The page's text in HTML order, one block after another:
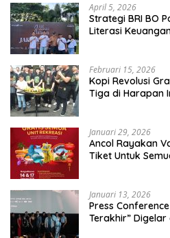
April 5, 2026
​Strategi BRI BO
Literasi
Februari 15, 2026
Kopi Revolusi
Tiga di Harapan
Januari 29, 2026
Ancol Rayakan
Tiket Untuk
Januari 13, 2026
Press
Terakhir”